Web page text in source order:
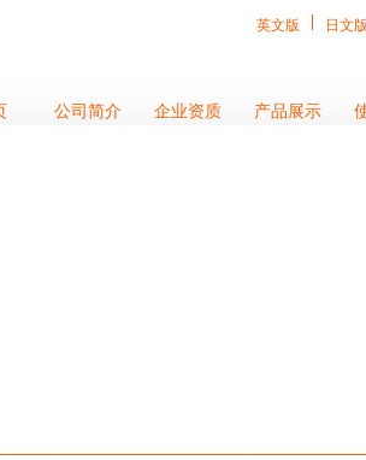
英文版 日文版
公司简介 企业资质 产品展示